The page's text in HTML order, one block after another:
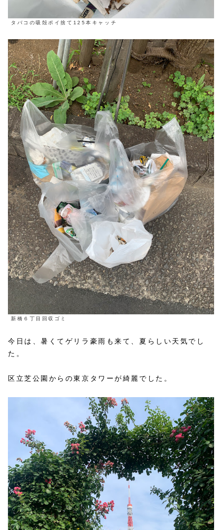
タバコの吸殻ポイ捨て125本キャッチ
新橋６丁目回収ゴミ
今日は、暑くてゲリラ豪雨も来て、夏らしい天気でし
た。
区立芝公園からの東京タワーが綺麗でした。